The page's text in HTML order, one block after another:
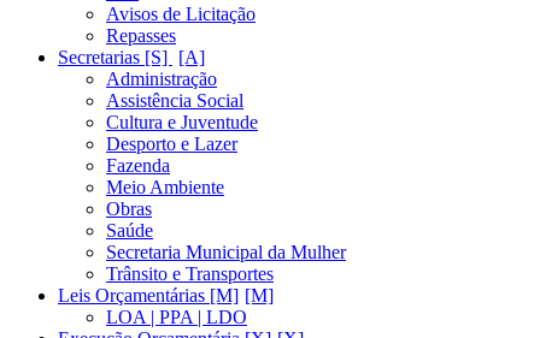
Avisos de Licitação
Repasses
Secretarias [S]
Administração
Assistência Social
Cultura e Juventude
Desporto e Lazer
Fazenda
Meio Ambiente
Obras
Saúde
Secretaria Municipal da Mulher
Trânsito e Transportes
Leis Orçamentárias [M]
LOA | PPA | LDO